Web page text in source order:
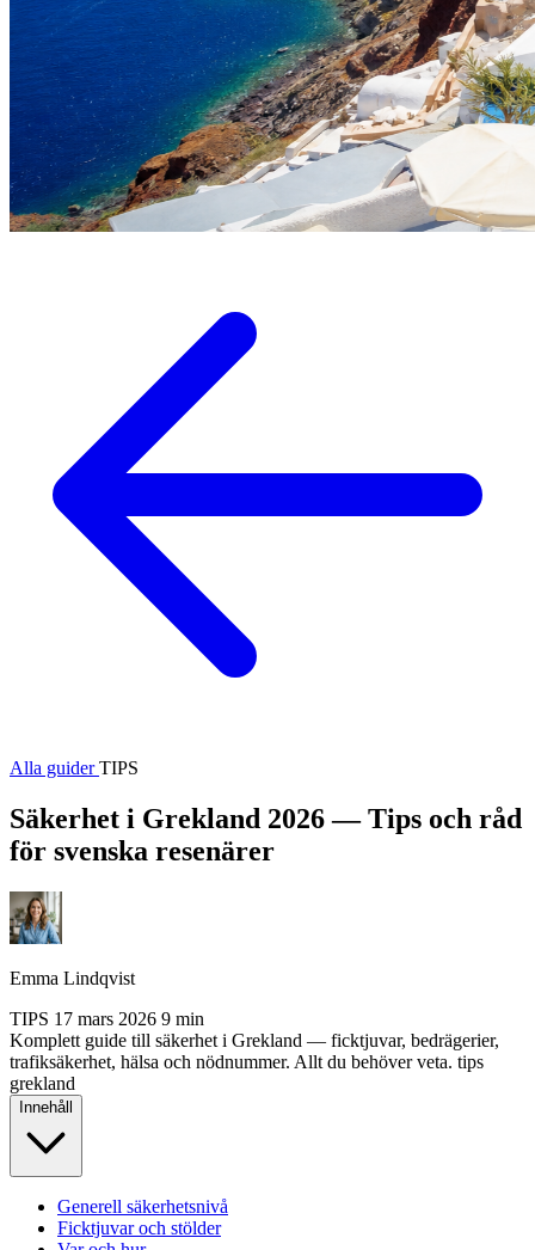
Alla guiderTIPS
Säkerhet i Grekland 2026 — Tips och råd
för svenska resenärer
Emma Lindqvist
TIPS 17 mars 2026 9 min
Komplett guide till säkerhet i Grekland — ficktjuvar, bedrägerier,
trafiksäkerhet, hälsa och nödnummer. Allt du behöver veta. tips
grekland
Innehåll
Generell säkerhetsnivå
Ficktjuvar och stölder